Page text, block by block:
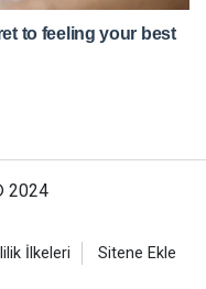
2024
İlkeleri Sitene Ekle